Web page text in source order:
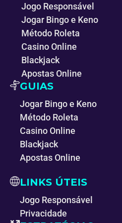
Jogo Responsável
Jogar Bingo e Keno
Método Roleta
Casino Online
Blackjack
Apostas Online
GUIAS
Jogar Bingo e Keno
Método Roleta
Casino Online
Blackjack
Apostas Online
LINKS ÚTEIS
Jogo Responsável
Privacidade